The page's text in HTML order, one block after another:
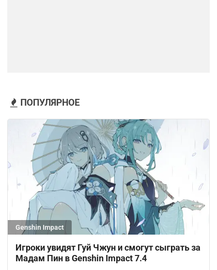
ПОПУЛЯРНОЕ
Genshin Impact
Игроки увидят Гуй Чжун и смогут сыграть за
Мадам Пин в Genshin Impact 7.4